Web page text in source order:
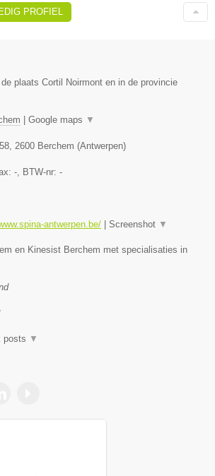
PROFIEL
plaats Cortil Noirmont en in de provincie
Google maps ▼
2600 Berchem (Antwerpen)
- , BTW-nr: -
antwerpen.be/ Screenshot ▼
en Kinesist Berchem met specialisaties in
posts ▼